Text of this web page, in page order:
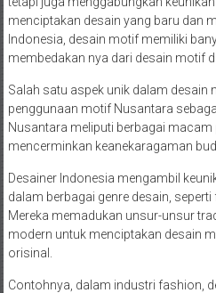
menciptakan desain yang baru dan
Indonesia, desain motif memiliki
membedakan nya dari desain motif
Salah satu aspek unik dalam desain
penggunaan motif Nusantara
Nusantara meliputi berbagai
mencerminkan keanekaragaman
Desainer Indonesia mengambil
dalam berbagai genre desain, seperti
Mereka memadukan unsur-unsur
modern untuk menciptakan desain
orisinal.
Contohnya, dalam industri fashion,